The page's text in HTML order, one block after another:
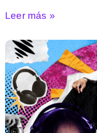
Leer más »